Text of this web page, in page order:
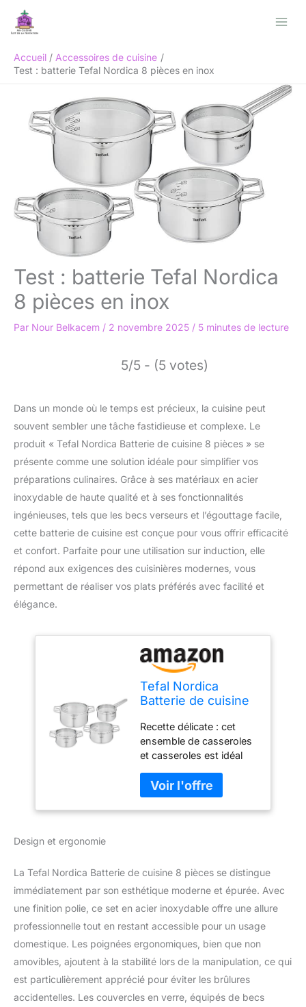
Accueil
Accessoires de cuisine
Test : batterie Tefal Nordica 8 pièces en inox
Test : batterie Tefal Nordica
8 pièces en inox
Par Nour Belkacem / 2 novembre 2025 / 5 minutes de lecture
5/5 - (5 votes)
Dans un monde où le temps est précieux, la cuisine peut
souvent sembler une tâche fastidieuse et complexe. Le
produit « Tefal Nordica Batterie de cuisine 8 pièces » se
présente comme une solution idéale pour simplifier vos
préparations culinaires. Grâce à ses matériaux en acier
inoxydable de haute qualité et à ses fonctionnalités
ingénieuses, tels que les becs verseurs et l’égouttage facile,
cette batterie de cuisine est conçue pour vous offrir efficacité
et confort. Parfaite pour une utilisation sur induction, elle
répond aux exigences des cuisinières modernes, vous
permettant de réaliser vos plats préférés avec facilité et
élégance.
Tefal Nordica
Batterie de cuisine
16 cm + Faitouts
18/20/24 cm en
acier inoxydable +
Couvercles verre,
Becs verseurs,
Egouttage facile,
Induction
Recette délicate : cet
ensemble de casseroles
et casseroles est idéal
repas familiaux comme
les pâtes ou le riz, mais
aussi pour mijoter ou
l'environnement : produit
recyclable Résultats de
cuisson parfaits : la base
épaisse à induction
garantit une répartition
uniforme de la chaleur
pour des résultats
délicieux Innovant :
double poignée brevetée,
bec verseur intégré et
Design et ergonomie
La Tefal Nordica Batterie de cuisine 8 pièces se distingue
immédiatement par son esthétique moderne et épurée. Avec
une finition polie, ce set en acier inoxydable offre une allure
professionnelle tout en restant accessible pour un usage
domestique. Les poignées ergonomiques, bien que non
amovibles, ajoutent à la stabilité lors de la manipulation, ce qui
est particulièrement apprécié pour éviter les brûlures
accidentelles. Les couvercles en verre, équipés de becs
Rechercher